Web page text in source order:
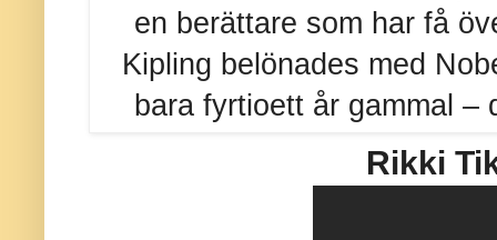
en berättare som har få
Kipling belönades med
bara fyrtioett år gammal –
Rikki